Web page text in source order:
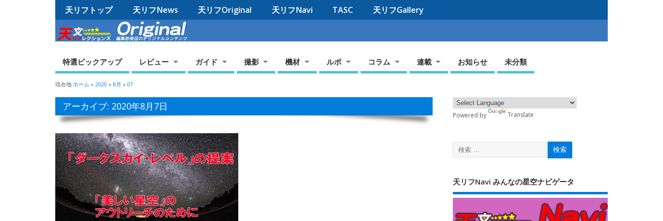
天リフトップ 天リフNews 天リフOriginal 天リフNavi TASC 天リフGallery
特選ピックアップ レビュー ガイド 撮影 機材 ルポ コラム 連載 お知らせ 未分類
現在地:ホーム » 2020 » 8月 » 07
アーカイブ: 2020年8月7日
Powered by Translate
天リフNavi みんなの星空ナビゲータ